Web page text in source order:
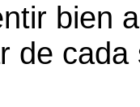
bien
de